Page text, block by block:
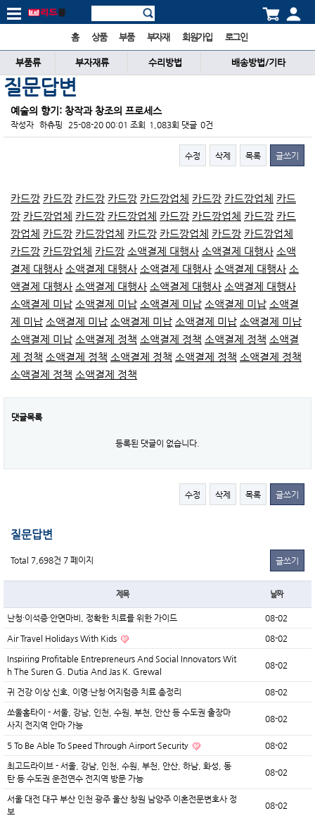
홈 상품 부품 부자재 회원가입 로그인
부품류 부자재류 수리방법 배송방법/기타
질문답변
예술의 향기: 창작과 창조의 프로세스
작성자 하츄핑 25-08-20 00:01 조회 1,083회 댓글 0건
수정 삭제 목록 글쓰기
카드깡 카드깡 카드깡 카드깡 카드깡업체 카드깡 카드깡업체 카드
깡 카드깡업체 카드깡 카드깡업체 카드깡 카드깡업체 카드깡 카드
깡업체 카드깡 카드깡업체 카드깡 카드깡업체 카드깡 카드깡업체
카드깡 카드깡업체 카드깡 소액결제 대행사 소액결제 대행사 소액
결제 대행사 소액결제 대행사 소액결제 대행사 소액결제 대행사 소
액결제 대행사 소액결제 대행사 소액결제 대행사 소액결제 대행사
소액결제 미납 소액결제 미납 소액결제 미납 소액결제 미납 소액결
제 미납 소액결제 미납 소액결제 미납 소액결제 미납 소액결제 미납
소액결제 미납 소액결제 정책 소액결제 정책 소액결제 정책 소액결
제 정책 소액결제 정책 소액결제 정책 소액결제 정책 소액결제 정책
소액결제 정책 소액결제 정책
댓글목록
등록된 댓글이 없습니다.
수정 삭제 목록 글쓰기
질문답변
Total 7,698건 7 페이지 글쓰기
제목 날짜
난청·이석증·안면마비, 정확한 치료를 위한 가이드 08-02
Air Travel Holidays With Kids 08-02
Inspiring Profitable Entrepreneurs And Social Innovators Wit
h The Suren G. Dutia And Jas K. Grewal
08-02
귀 건강 이상 신호, 이명·난청·어지럼증 치료 총정리 08-02
쏘울홈타이 - 서울, 강남, 인천, 수원, 부천, 안산 등 수도권 출장마
사지 전지역 안마 가능
08-02
5 To Be Able To Speed Through Airport Security 08-02
최고드라이브 - 서울, 강남, 인천, 수원, 부천, 안산, 하남, 화성, 동
탄 등 수도권 운전연수 전지역 방문 가능
08-02
서울 대전 대구 부산 인천 광주 울산 창원 남양주 이혼전문변호사 정
보
08-02